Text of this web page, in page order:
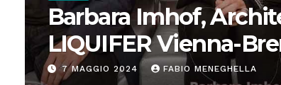
Barbara Imhof,
LIQUIFER Vienna-
“Progettiamo habitat
7 MAGGIO 2024 FABIO MENEGHELLA